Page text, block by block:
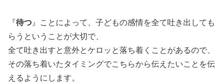
『待つ 』ことによって、子どもの感情を全て吐き出しても
らうということが大切で、
全て吐き出すと意外とケロッと落ち着くことがあるので、
その落ち着いたタイミングでこちらから伝えたいことを伝
えるようにします。